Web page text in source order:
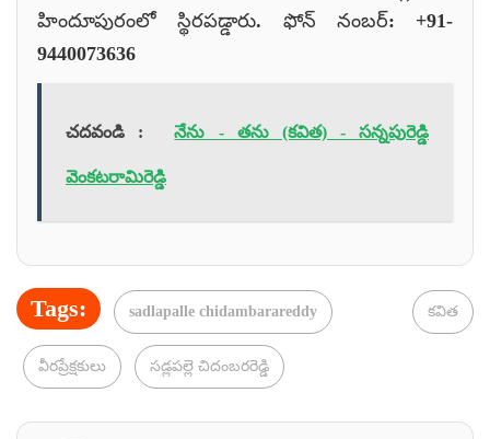
హిందూపురంలో స్థిరపడ్డారు. ఫోన్ నంబర్: +91-
9440073636
చదవండి : నేను - తను (కవిత) - సన్నపురెడ్డి
వెంకటరామిరెడ్డి
Tags: sadlapalle chidambarareddy కవిత
వీరప్రేక్షకులు సడ్లపల్లె చిదంబరరెడ్డి